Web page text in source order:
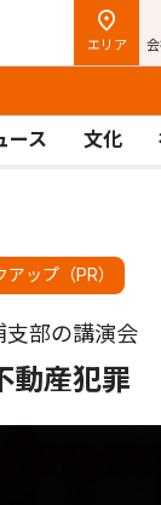
エリア
ース 文化
アップ（PR）
支部の講演会
動産犯罪